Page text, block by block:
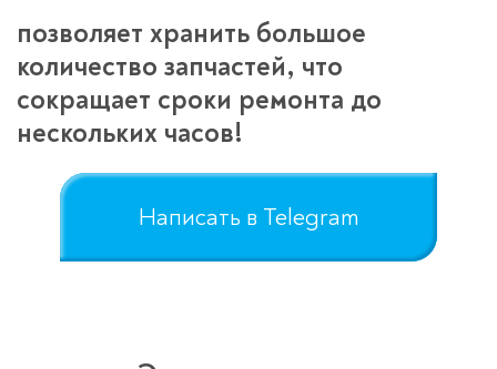
позволяет хранить большое
количество запчастей, что
сокращает сроки ремонта до
нескольких часов!
Написать в Telegram